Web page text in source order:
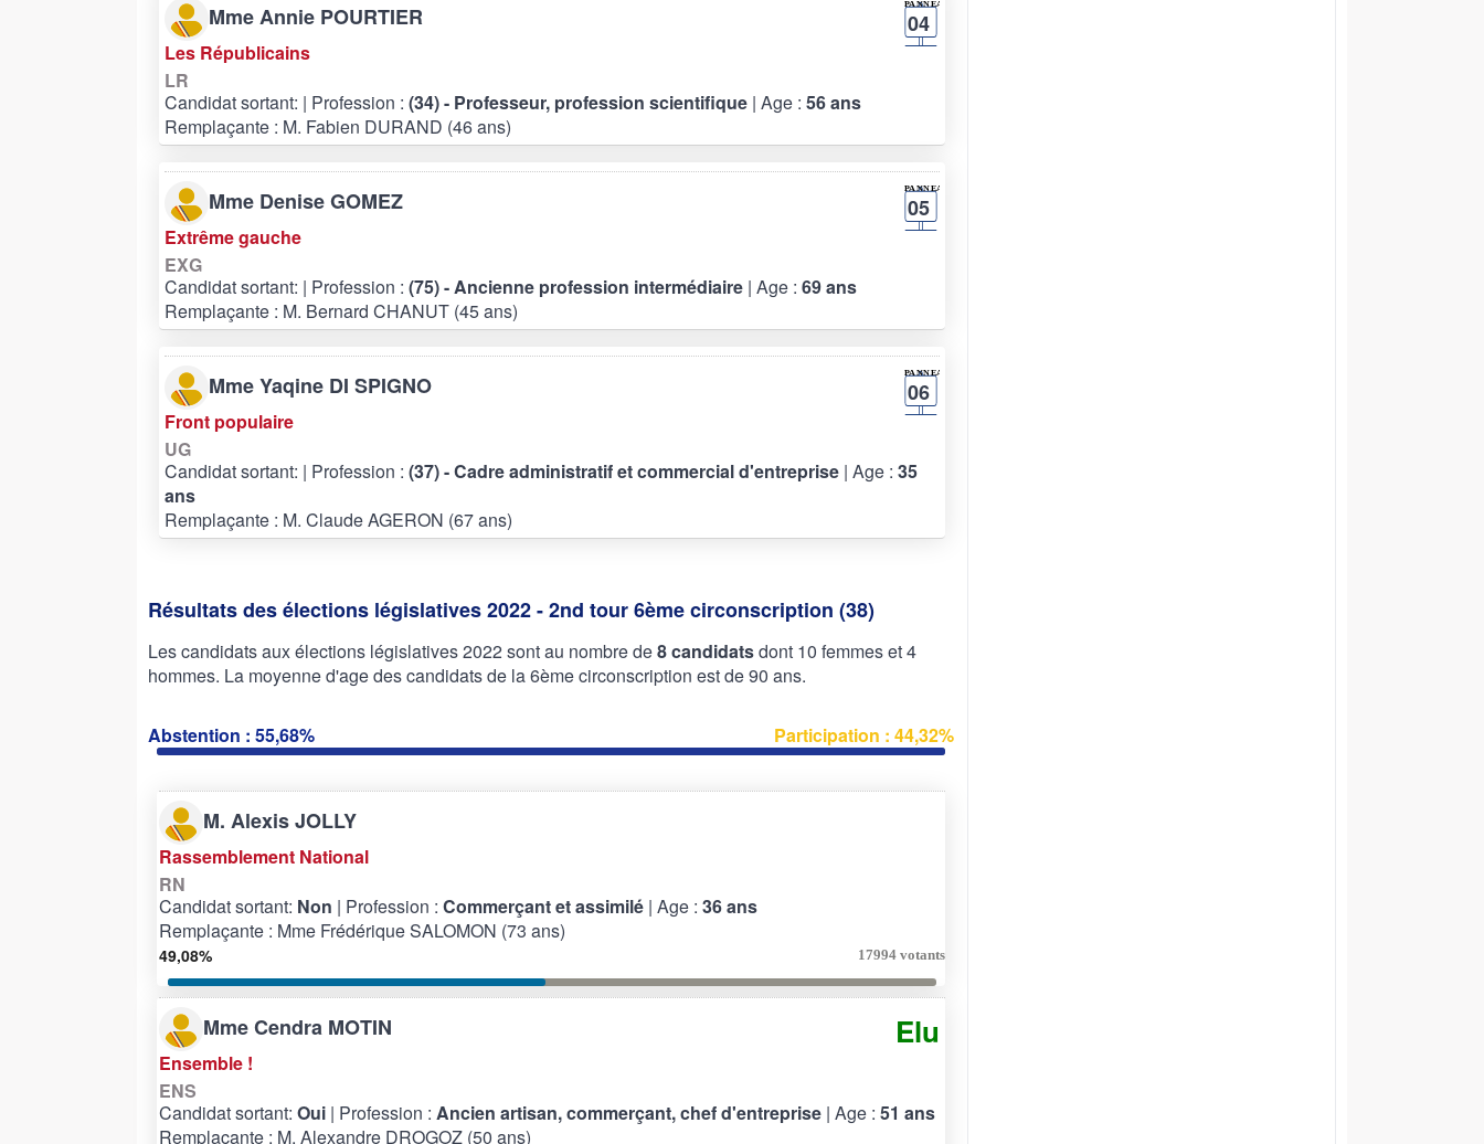
Mme Annie POURTIER 04
Les Républicains
LR
Candidat sortant: | Profession : (34) - Professeur, profession scientifique | Age : 56 ans
Remplaçante : M. Fabien DURAND (46 ans)
Mme Denise GOMEZ 05
Extrême gauche
EXG
Candidat sortant: | Profession : (75) - Ancienne profession intermédiaire | Age : 69 ans
Remplaçante : M. Bernard CHANUT (45 ans)
Mme Yaqine DI SPIGNO 06
Front populaire
UG
Candidat sortant: | Profession : (37) - Cadre administratif et commercial d'entreprise | Age : 35
ans
Remplaçante : M. Claude AGERON (67 ans)
Résultats des élections législatives 2022 - 2nd tour 6ème circonscription (38)
Les candidats aux élections législatives 2022 sont au nombre de8 candidatsdont 10 femmes et 4
hommes. La moyenne d'age des candidats de la 6ème circonscription est de 90 ans.
Abstention : 55,68% Participation : 44,32%
M. Alexis JOLLY
Rassemblement National
RN
Candidat sortant: Non | Profession : Commerçant et assimilé | Age : 36 ans
Remplaçante : Mme Frédérique SALOMON (73 ans)
49,08% 17994 votants
Mme Cendra MOTIN Elu
Ensemble !
ENS
Candidat sortant: Oui | Profession : Ancien artisan, commerçant, chef d'entreprise | Age : 51 ans
Remplaçante : M. Alexandre DROGOZ (50 ans)